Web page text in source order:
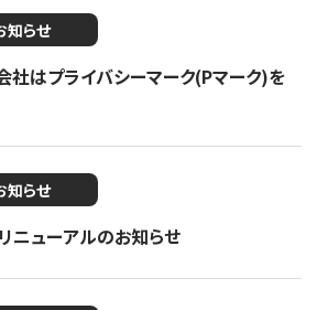
知らせ
社はプライバシーマーク(Pマーク)を
知らせ
ニューアルのお知らせ